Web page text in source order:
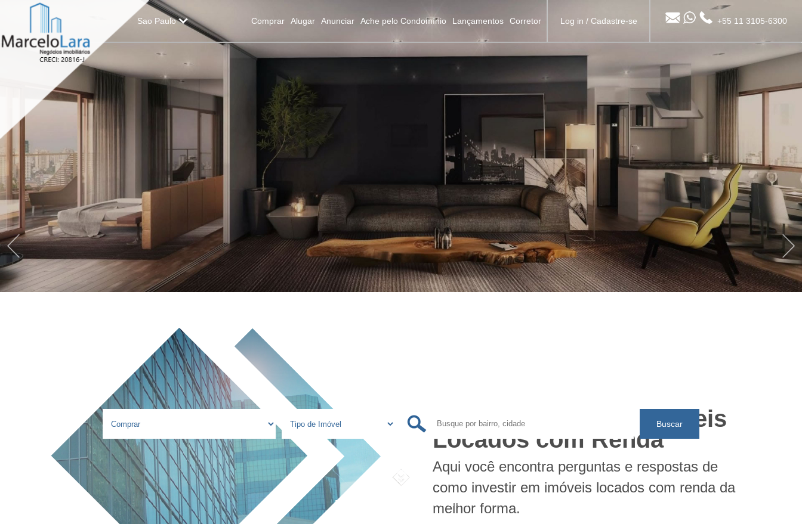
Sao Paulo +55 11 3105-6300
Log in / Cadastre-se
Comprar Alugar Anunciar Ache pelo Condomínio Lançamentos Corretor
Buscar
Busca avançada ou por Referência
Como Investir em Imóveis
Locados com Renda
Aqui você encontra perguntas e respostas de
como investir em imóveis locados com renda da
melhor forma.